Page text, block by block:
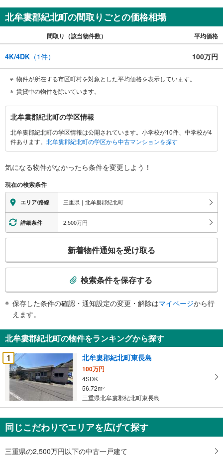
北牟婁郡紀北町の間取りごとの価格相場
間取り（該当物件数） 平均価格
4K/4DK （1件） 100万円
物件が所在する市区町村を対象とした平均価格を表示しています。
賃貸中の物件を除いています。
北
牟
婁
郡
北
に
関
す
る
情
北牟婁郡紀北町の学区情報
北牟婁郡紀北町の学区情報は公開されています。小学校が10件、中学校が4
件あります。 北牟婁郡紀北町の学区から中古マンションを探す
気になる物件がなかったら条件を変更しよう！
現在の検索条件
エリア/路線 三重県｜北牟婁郡紀北町
詳細条件 2,500万円
検
知
を
受
け
取
る
・
条
件
を
イ
新着物件通知を受け取る
検索条件を保存する
保存した条件の確認・通知設定の変更・解除はマイページから行
えます。
北牟婁郡紀北町の物件をランキングから探す
1
北牟婁郡紀北町東長島
100万円
4SDK
56.72m2
三重県北牟婁郡紀北町東長島
同じこだわりでエリアを広げて探す
三重県の2,500万円以下の中古一戸建て